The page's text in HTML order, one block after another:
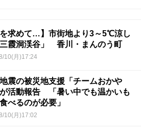
を求めて…】市街地より3～5℃涼し
霞洞渓谷」 香川・まんのう町
10(月)17:24
震の被災地支援「チームおかや
活動報告 「暑い中でも温かいも
べるのが必要」
10(月)17:02